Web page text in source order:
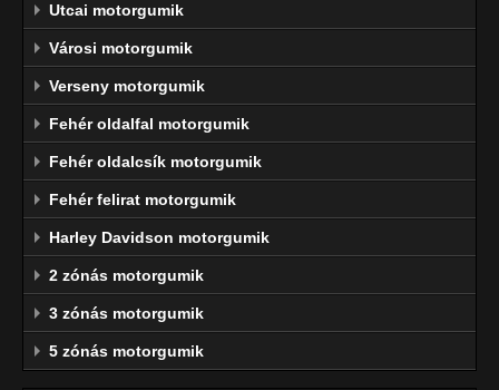
Utcai motorgumik
Városi motorgumik
Verseny motorgumik
Fehér oldalfal motorgumik
Fehér oldalcsík motorgumik
Fehér felirat motorgumik
Harley Davidson motorgumik
2 zónás motorgumik
3 zónás motorgumik
5 zónás motorgumik